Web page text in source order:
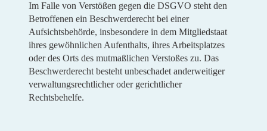
Im Falle von Verstößen gegen die DSGVO steht den
Betroffenen ein Beschwerderecht bei einer
Aufsichtsbehörde, insbesondere in dem Mitgliedstaat
ihres gewöhnlichen Aufenthalts, ihres Arbeitsplatzes
oder des Orts des mutmaßlichen Verstoßes zu. Das
Beschwerderecht besteht unbeschadet anderweitiger
verwaltungsrechtlicher oder gerichtlicher
Rechtsbehelfe.